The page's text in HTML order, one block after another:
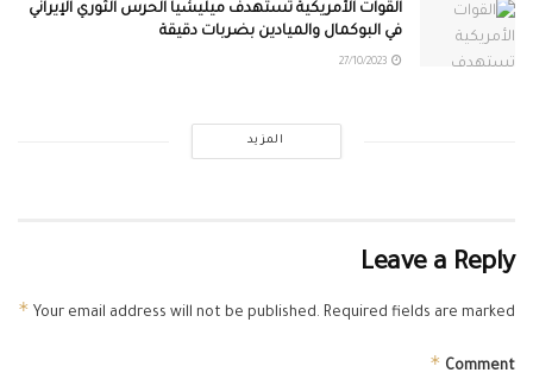
القوات الأمريكية تستهدف ميليشيا الحرس الثوري الإيراني
في البوكمال والميادين بضربات دقيقة
المزيد
Leave a Reply
Your email address will not be published. Required fields are marked
*
Comment
*